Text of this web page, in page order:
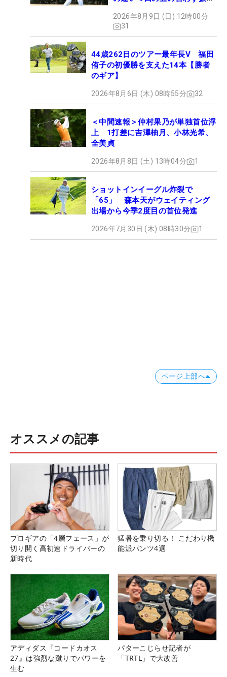
2026年8月9日 (日) 12時00分
31
44歳262日のツアー最年長V 福田
侑子の初優勝を支えた14本【勝者
のギア】
2026年8月6日 (木) 08時55分 32
＜中間速報＞仲村果乃が単独首位浮
上 1打差に吉澤柚月、小林光希、
全美貞
2026年8月8日 (土) 13時04分 1
ショットインイーグル炸裂で
「65」 森本天がウェイティング
出場から今季2度目の首位発進
2026年7月30日 (木) 08時30分 1
ページ上部へ
オススメの記事
プロギアの「4層フェース」が
切り開く高初速ドライバーの
新時代
猛暑を乗り切る！ こだわり機
能派パンツ4選
アディダス『コードカオス
27』は強烈な蹴りでパワーを
生む
パターこじらせ記者が
「TRTL」で大改善